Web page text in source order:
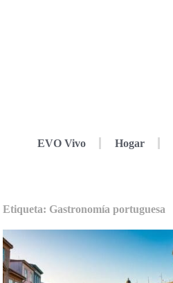
EVO Vivo Hogar
Etiqueta: Gastronomía portuguesa